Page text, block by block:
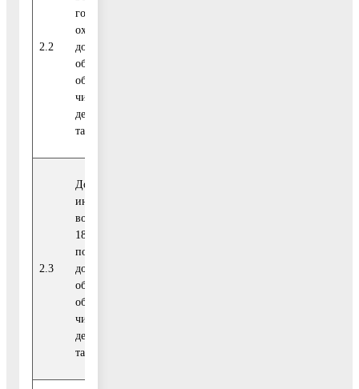
2.2
года до 7 лет,
охваченных
дошкольным
образованием, в
общей
численности
детей-инвалидов
такого возраста
2.3
Доля детей-
инвалидов в
возрасте от 5 до
18 лет,
получающих
дополнительное
образование, в
общей
численности
детей-инвалидов
такого возраста